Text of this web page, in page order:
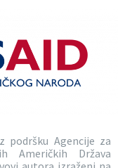
podršku Agencije za
Američkih Država